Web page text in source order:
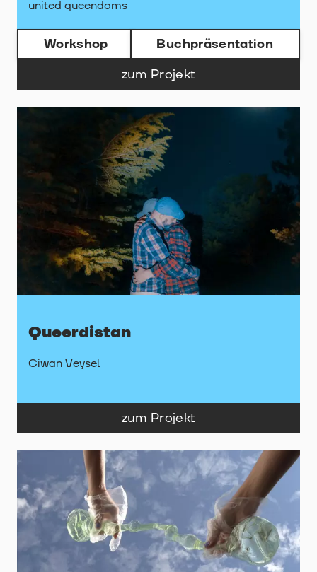
united queendoms
Workshop
Buchpräsentation
zum Projekt
Queerdistan
Ciwan Veysel
zum Projekt